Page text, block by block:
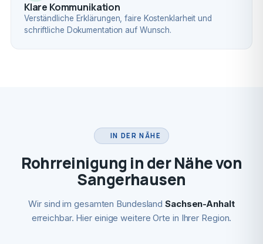
Klare Kommunikation
Verständliche Erklärungen, faire Kostenklarheit und
schriftliche Dokumentation auf Wunsch.
IN DER NÄHE
Rohrreinigung in der Nähe von
Sangerhausen
Wir sind im gesamten BundeslandSachsen-Anhalt
erreichbar. Hier einige weitere Orte in Ihrer Region.